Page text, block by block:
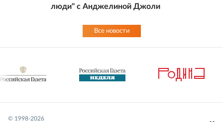
люди" с Анджелиной Джоли
Все новости
© 1998-2026